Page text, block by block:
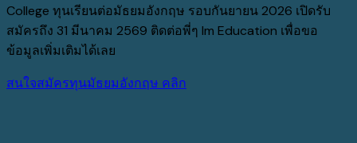
College ทุนเรียนต่อมัธยมอังกฤษ รอบกันยายน 2026 เปิดรับ
สมัครถึง 31 มีนาคม 2569 ติดต่อพี่ๆ Im Education เพื่อขอ
ข้อมูลเพิ่มเติมได้เลย
สนใจสมัครทุนมัธยมอังกฤษ คลิก